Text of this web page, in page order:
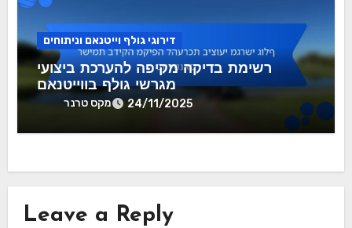
דירוגי גולף וייטנאם וניתוחים
רשימת בדיקה מקיפה להערכת ביצועי
מגרשי גולף בווייטנאם
מקס טרנר 24/11/2025
Leave a Reply